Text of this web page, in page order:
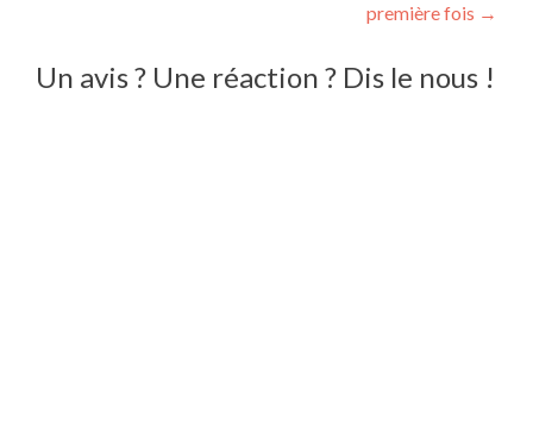
première fois →
Un avis ? Une réaction ? Dis le nous !